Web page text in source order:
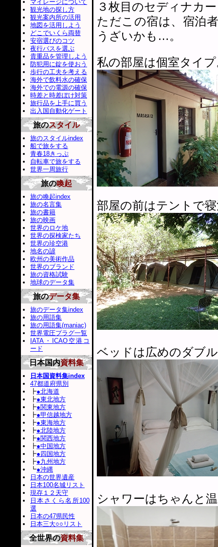
３枚目のセディナカ
ただこの宿は、宿泊
うざいかも…。
私の部屋は個室タイ
部屋の前はテントで
ベッドは広めのダブ
シャワーはちゃんと
マイレージについて
観光地の探し方
観光案内所の活用
地図を活用しよう
どこでいくら両替
安宿選びのコツ
夜行バスを選ぶ
貴重品を管理しよう
防犯用に錠を使おう
歩行の工夫を考える
海外で飲料水の確保
海外での電源の確保
時差と時差ぼけ対策
旅行品を上手に買う
出入国自動化ゲート
旅のスタイル
旅のスタイルindex
船で旅をする
青春18きっぷ
自転車で旅をする
世界一周旅行
旅の喚起
旅の喚起index
旅の名言集
旅の書籍
旅の映画
世界のロケ地
世界の探検家たち
世界の珍空港
地名の諺
欧州の美術作品
世界のブランド
旅の資格試験
地球のデータ集
旅のデータ集
旅のデータ集index
旅の用語集
旅の用語集(maniac)
世界電圧プラグ一覧
IATA・ICAO空港コ
ード
日本国内資料集
日本国資料集index
47都道府県別
┣●北海道
┣●東北地方
┣●関東地方
┣●甲信越地方
┣●東海地方
┣●北陸地方
┣●関西地方
┣●中国地方
┣●四国地方
┣●九州地方
┗●沖縄
日本の世界遺産
日本100名城リスト
現存１２天守
日本さくら名所100
選
日本の47県民性
日本三大○○リスト
全世界の資料集